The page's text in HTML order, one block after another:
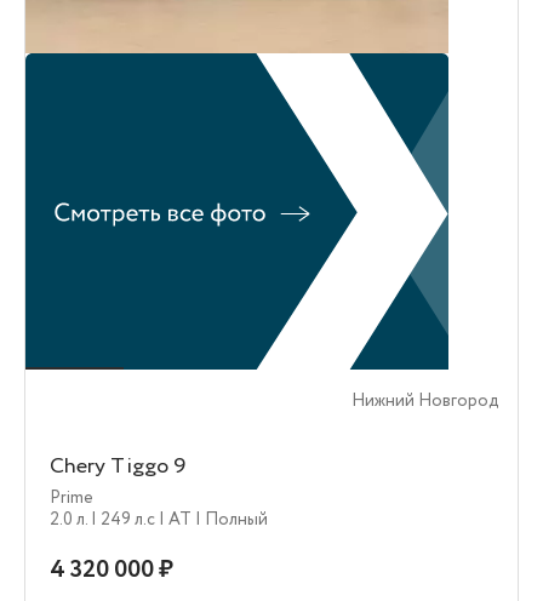
Нижний Новгород
Chery Tiggo 9
Prime
2.0 л. | 249 л.c | AT | Полный
4 320 000 ₽